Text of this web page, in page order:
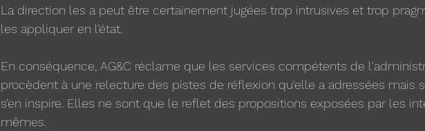
La direction les a peut être certainement jugées trop intrusives et trop
les appliquer en l’état.
En conséquence, AG&C réclame que les services compétents de
procèdent à une relecture des pistes de réflexion qu'elle a adressées mais
s’en inspire. Elles ne sont que le reflet des propositions exposées par les
mêmes.